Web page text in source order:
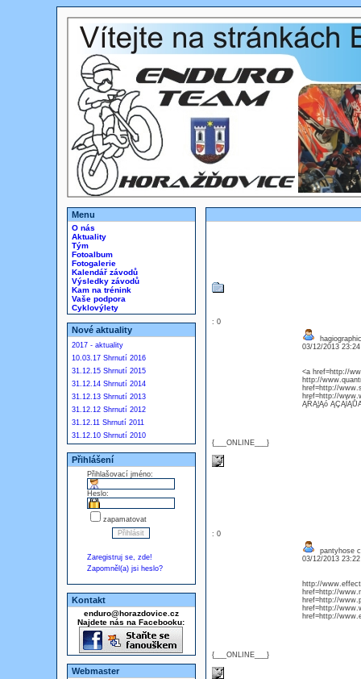
Menu
O nás
Aktuality
Tým
Fotoalbum
Fotogalerie
Kalendář závodů
Výsledky závodů
Kam na trénink
Vaše podpora
Cyklovýlety
Nové aktuality
2017 - aktuality
10.03.17 Shrnutí 2016
31.12.15 Shrnutí 2015
31.12.14 Shrnutí 2014
31.12.13 Shrnutí 2013
31.12.12 Shrnutí 2012
31.12.11 Shrnutí 2011
31.12.10 Shrnutí 2010
Přihlášení
Přihlašovací jméno:
Heslo:
zapamatovat
Zaregistruj se, zde!
Zapomněl(a) jsi heslo?
Kontakt
enduro@horazdovice.cz
Najdete nás na Facebooku:
Webmaster
: 0
{___ONLINE___}
03/12/2013
<a href=http://
http://
href=http://
href=http://
ĄŔĄ¦Ąó
: 0
{___ONLINE___}
pantyhose
03/12/2013
http://
href=http://
href=http://
href=http://
href=http://